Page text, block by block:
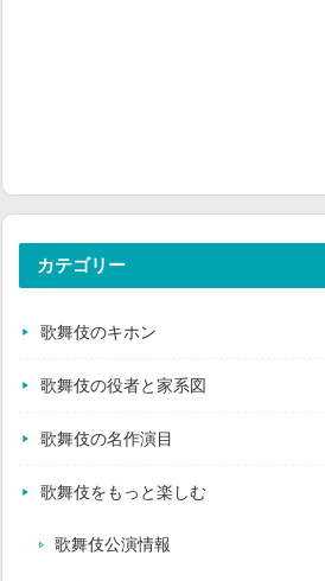
カテゴリー
歌舞伎のキホン
歌舞伎の役者と家系図
歌舞伎の名作演目
歌舞伎をもっと楽しむ
歌舞伎公演情報